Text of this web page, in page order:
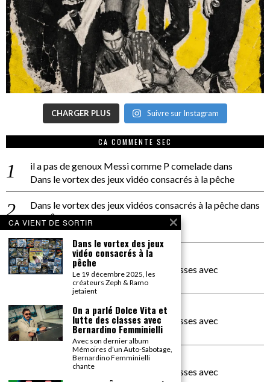
CHARGER PLUS Suivre sur Instagram
CA COMMENTE SEC
il a pas de genoux Messi comme P comeladedans
Dans le vortex des jeux vidéo consacrés à la pêche
Dans le vortex des jeux vidéos consacrés à la pêchedans
PACÔME THIELLEMENT
La séance d’Hip Gnose
La Patrie
dans
On a parlé Dolce Vita et lutte des classes avec
Bernardino Femminielli
carte noire negra à l'o tiededans
On a parlé Dolce Vita et lutte des classes avec
Bernardino Femminielli
moise et son mascarédans
On a parlé Dolce Vita et lutte des classes avec
CA VIENT DE SORTIR
Dans le vortex des jeux
vidéo consacrés à la
pêche
Le 19 décembre 2025, les
créateurs Zeph & Ramo
jetaient
On a parlé Dolce Vita et
lutte des classes avec
Bernardino Femminielli
Avec son dernier album
Mémoires d’un Auto-Sabotage,
Bernardino Femminielli
chante